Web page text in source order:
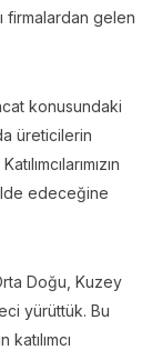
firmalardan gelen
konusundaki
üreticilerin
edeceğine
Doğu, Kuzey
yürüttük. Bu